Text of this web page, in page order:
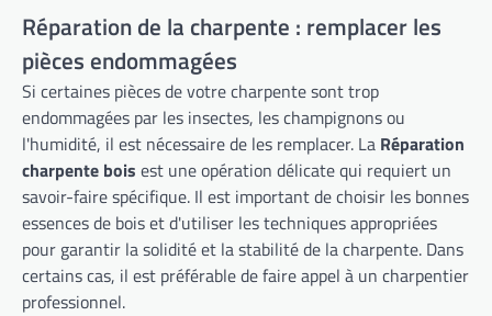
Réparation de la charpente : remplacer les
pièces endommagées
Si certaines pièces de votre charpente sont trop
endommagées par les insectes, les champignons ou
l'humidité, il est nécessaire de les remplacer. La Réparation
charpente bois est une opération délicate qui requiert un
savoir-faire spécifique. Il est important de choisir les bonnes
essences de bois et d'utiliser les techniques appropriées
pour garantir la solidité et la stabilité de la charpente. Dans
certains cas, il est préférable de faire appel à un charpentier
professionnel.